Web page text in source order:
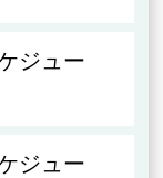
ジュー
ジュー